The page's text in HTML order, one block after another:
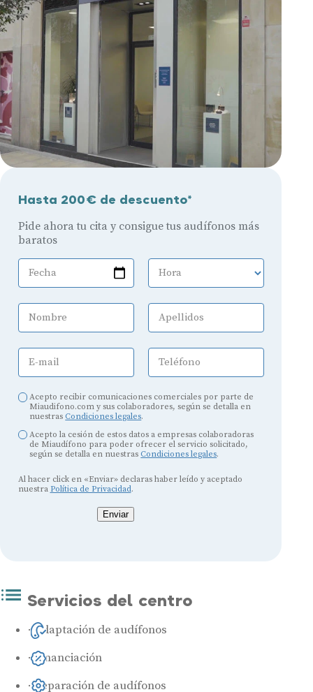
Hasta 200€ de descuento*
Pide ahora tu cita y consigue tus audífonos más
baratos
Fecha Hora
Nombre Apellidos
E-mail Teléfono
Acepto recibir comunicaciones comerciales por parte de
Miaudifono.com y sus colaboradores, según se detalla en
nuestras Condiciones legales.
Acepto la cesión de estos datos a empresas colaboradoras
de Miaudífono para poder ofrecer el servicio solicitado,
según se detalla en nuestras Condiciones legales.
Al hacer click en «Enviar» declaras haber leído y aceptado
nuestra Política de Privacidad.
Enviar
Servicios del centro
Adaptación de audífonos
Financiación
Reparación de audífonos